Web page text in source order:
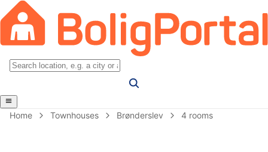
Home Townhouses Brønderslev 4 rooms